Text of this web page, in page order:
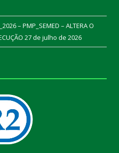
– PMP_SEMED – ALTERA O
27 de julho de 2026